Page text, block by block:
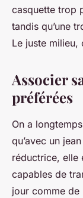
casquette trop
tandis qu’une
Le juste milieu,
Associer
préférées
On a
qu’avec un
réductrice, elle
capables de
jour comme de